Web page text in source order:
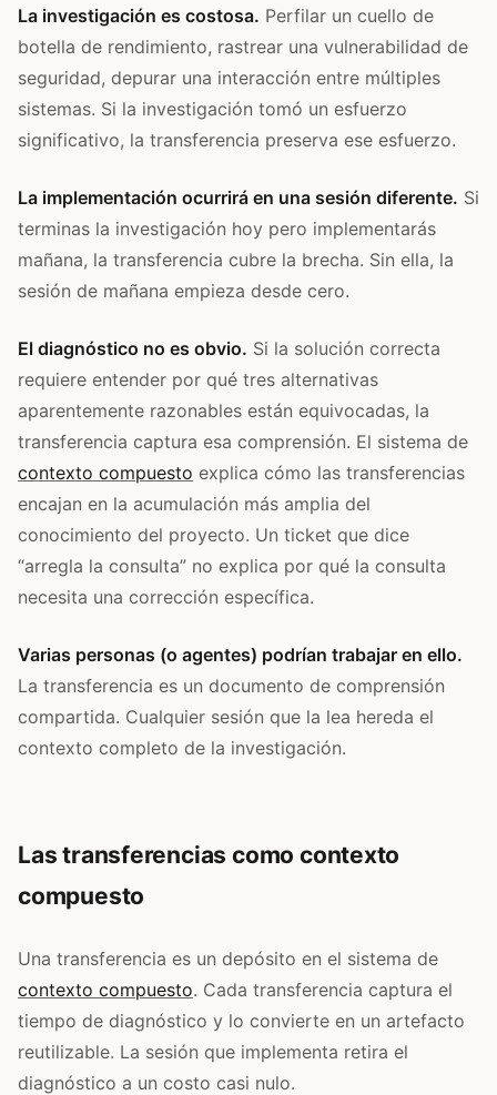
La investigación es costosa. Perfilar un cuello de
botella de rendimiento, rastrear una vulnerabilidad de
seguridad, depurar una interacción entre múltiples
sistemas. Si la investigación tomó un esfuerzo
significativo, la transferencia preserva ese esfuerzo.
La implementación ocurrirá en una sesión diferente. Si
terminas la investigación hoy pero implementarás
mañana, la transferencia cubre la brecha. Sin ella, la
sesión de mañana empieza desde cero.
El diagnóstico no es obvio. Si la solución correcta
requiere entender por qué tres alternativas
aparentemente razonables están equivocadas, la
transferencia captura esa comprensión. El sistema de
contexto compuesto explica cómo las transferencias
encajan en la acumulación más amplia del
conocimiento del proyecto. Un ticket que dice
“arregla la consulta” no explica por qué la consulta
necesita una corrección específica.
Varias personas (o agentes) podrían trabajar en ello.
La transferencia es un documento de comprensión
compartida. Cualquier sesión que la lea hereda el
contexto completo de la investigación.
Las transferencias como contexto
compuesto
Una transferencia es un depósito en el sistema de
contexto compuesto. Cada transferencia captura el
tiempo de diagnóstico y lo convierte en un artefacto
reutilizable. La sesión que implementa retira el
diagnóstico a un costo casi nulo.